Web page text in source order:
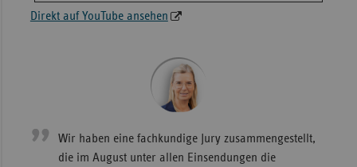
Direkt auf YouTube ansehen
Wir haben eine fachkundige Jury zusammengestellt,
die im August unter allen Einsendungen die